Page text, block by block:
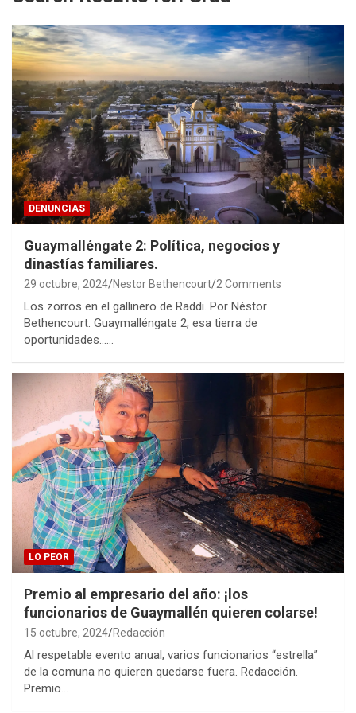
DENUNCIAS
Guaymalléngate 2: Política, negocios y
dinastías familiares.
29 octubre, 2024 Nestor Bethencourt 2 Comments
Los zorros en el gallinero de Raddi. Por Néstor
Bethencourt. Guaymalléngate 2, esa tierra de
oportunidades……
LO PEOR
Premio al empresario del año: ¡los
funcionarios de Guaymallén quieren colarse!
15 octubre, 2024 Redacción
Al respetable evento anual, varios funcionarios “estrella”
de la comuna no quieren quedarse fuera. Redacción.
Premio…